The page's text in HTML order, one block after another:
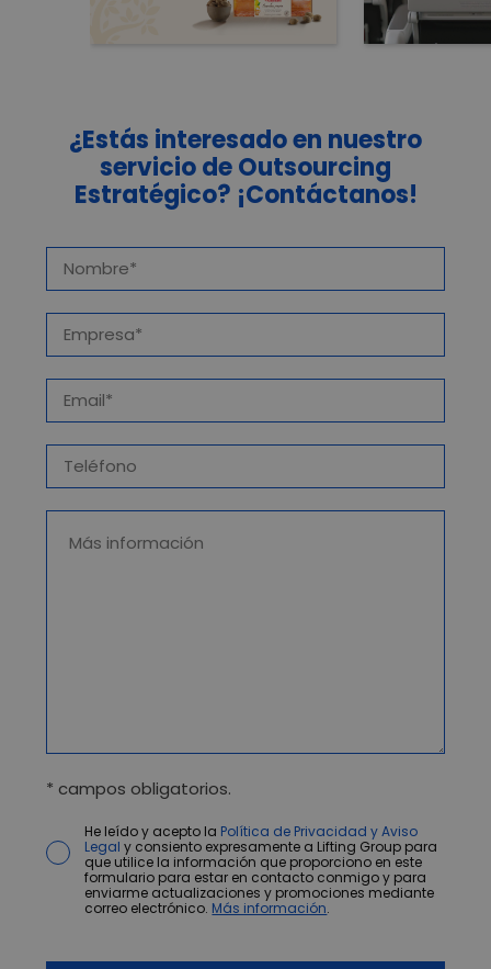
¿Estás interesado en nuestro
servicio de Outsourcing
Estratégico? ¡Contáctanos!
* campos obligatorios.
He leído y acepto la Política de Privacidad y Aviso
Legal y consiento expresamente a Lifting Group para
que utilice la información que proporciono en este
formulario para estar en contacto conmigo y para
enviarme actualizaciones y promociones mediante
correo electrónico. Más información.